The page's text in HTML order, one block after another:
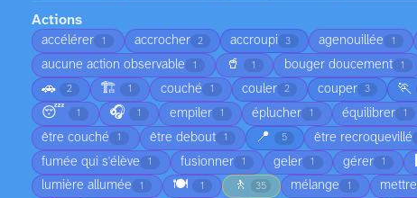
Actions
accélérer 1 accrocher 2 accroupi 3 agenouillée 1
aucune action observable 1 🥤 1 bouger doucement 1
🚗 2 🏗️ 1 couché 1 couler 2 couper 3 🏃
😴 1 🎧 1 empiler 1 éplucher 1 équilibrer 1
être couché 1 être debout 1 📍 5 être recroquevillé
fumée qui s'élève 1 fusionner 1 geler 1 gérer 1
lumière allumée 1 🍽️ 1 🚶 35 mélange 1 mettre